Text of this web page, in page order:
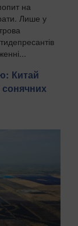
на
Лише у
Китай
сонячних